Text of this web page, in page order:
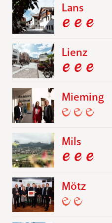
Lans
Lienz
Mieming
Mils
Mötz